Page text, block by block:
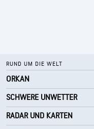
RUND UM DIE WELT
ORKAN
SCHWERE UNWETTER
RADAR UND KARTEN